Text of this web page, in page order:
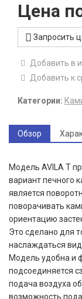
Цена
Запросить
Добавить в
Добавить к
Категории:
Обзор
Модель AVILA T
вариант печного
является
поворачивать
ориентацию
Это сделано для
наслаждаться
Модель удобна и
подсоединяется
подача воздуха
возможность